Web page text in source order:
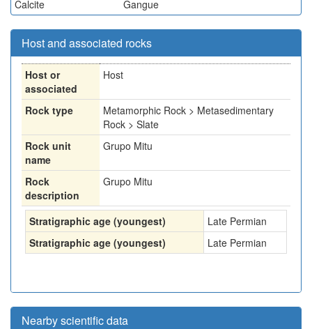
Calcite Gangue
Host and associated rocks
Host or
associated
Host
Rock type
Metamorphic Rock > Metasedimentary
Rock > Slate
Rock unit
name
Grupo Mitu
Rock
description
Grupo Mitu
Stratigraphic age (youngest)
Late Permian
Stratigraphic age (youngest)
Late Permian
Nearby scientific data